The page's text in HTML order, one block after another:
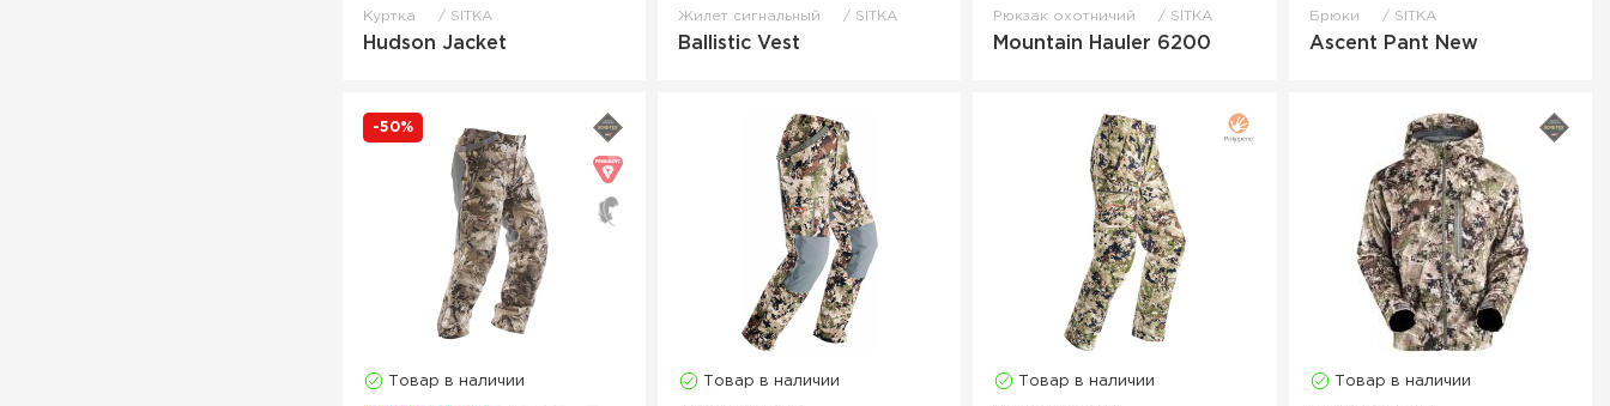
Куртка SITKA
Hudson Jacket
Жилет сигнальный SITKA
Ballistic Vest
Рюкзак охотничий SITKA
Mountain Hauler 6200
Брюки SITKA
Ascent Pant New
-50%
Товар в наличии Товар в наличии Товар в наличии Товар в наличии